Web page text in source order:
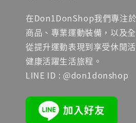
在Don1DonShop我們專注
商品、專業運動裝備，以及
從提升運動表現到享受休閒
健康活躍生活旅程。
LINE ID : @don1donshop